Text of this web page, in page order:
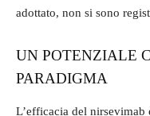
adottato, non si sono
UN POTENZIALE
PARADIGMA
L’efficacia del nirsevimab